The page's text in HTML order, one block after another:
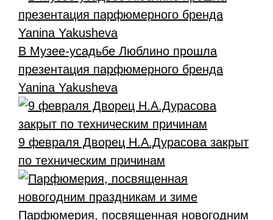
В Музее-усадьбе Люблино прошла
презентация парфюмерного бренда
Yanina Yakusheva
9 февраля Дворец Н.А.Дурасова закрыт
по техническим причинам
Парфюмерия, посвященная новогодним